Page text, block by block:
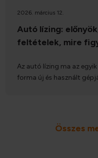
2026. március 12.
Autó lízing:
feltételek, mire
Az autó lízing ma az
forma új és használt
használati jogot szerez rá. Cikkünkben röviden és
érthetően bemutatjuk,
Összes